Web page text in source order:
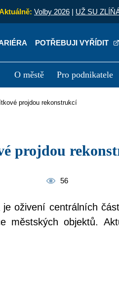
Volby 2026 | UŽ SU
POTŘEBUJI VYŘÍDIT
O městě Pro podnikatele
projdou rekonstrukcí
projdou
56
oživení centrálních
městských objektů.